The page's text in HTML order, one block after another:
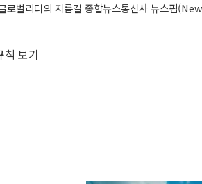
로벌리더의 지름길 종합뉴스통신사 뉴스핌
칙 보기